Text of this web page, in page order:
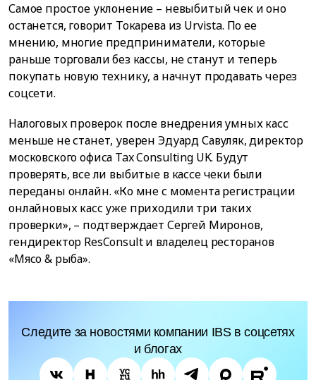
Самое простое уклонение – невыбитый чек и оно
останется, говорит Токарева из Urvista. По ее
мнению, многие предприниматели, которые
раньше торговали без кассы, не станут и теперь
покупать новую технику, а начнут продавать через
соцсети.
Налоговых проверок после внедрения умных касс
меньше не станет, уверен Эдуард Савуляк, директор
московского офиса Tax Consulting UK. Будут
проверять, все ли выбитые в кассе чеки были
переданы онлайн. «Ко мне с момента регистрации
онлайновых касс уже приходили три таких
проверки», – подтверждает Сергей Миронов,
гендиректор ResConsult и владелец ресторанов
«Мясо & рыба».
Следите за новостями компании IBS в соцсетях
и блогах